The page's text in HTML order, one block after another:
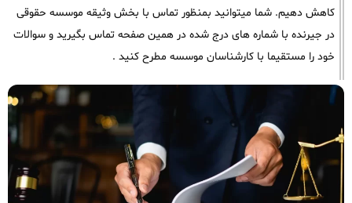
کاهش دهیم. شما میتوانید بمنظور تماس با بخش وثیقه موسسه حقوقی
در جیرنده با شماره های درج شده در همین صفحه تماس بگیرید و سوالات
خود را مستقیما با کارشناسان موسسه مطرح کنید .